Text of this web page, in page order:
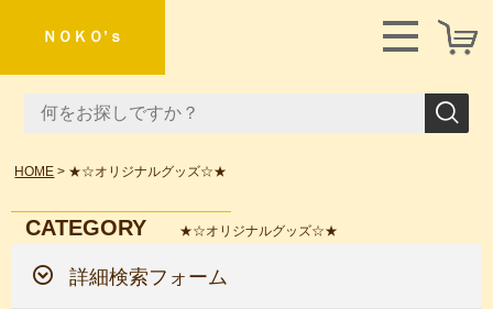
ＮＯＫＯ’ｓ
HOME ★☆オリジナルグッズ☆★
CATEGORY ★☆オリジナルグッズ☆★
詳細検索フォーム